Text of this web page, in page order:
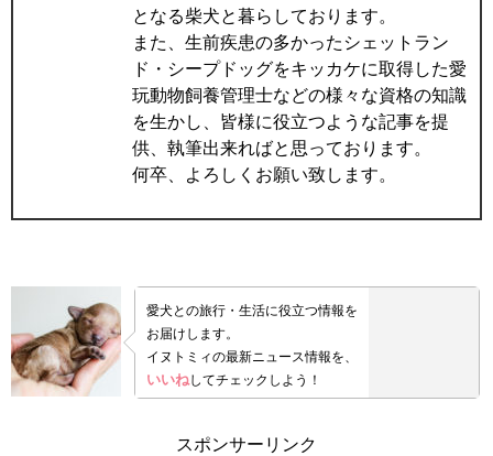
となる柴犬と暮らしております。
また、生前疾患の多かったシェットラン
ド・シープドッグをキッカケに取得した愛
玩動物飼養管理士などの様々な資格の知識
を生かし、皆様に役立つような記事を提
供、執筆出来ればと思っております。
何卒、よろしくお願い致します。
愛犬との旅行・生活に役立つ情報を
お届けします。
イヌトミィの最新ニュース情報を、
いいねしてチェックしよう！
スポンサーリンク